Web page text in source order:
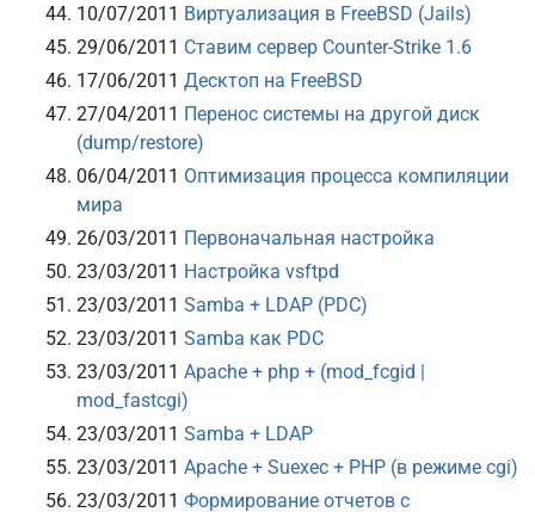
10/07/2011 Виртуализация в FreeBSD (Jails)
29/06/2011 Ставим сервер Counter-Strike 1.6
17/06/2011 Десктоп на FreeBSD
27/04/2011 Перенос системы на другой диск
(dump/restore)
06/04/2011 Оптимизация процесса компиляции
мира
26/03/2011 Первоначальная настройка
23/03/2011 Настройка vsftpd
23/03/2011 Samba + LDAP (PDC)
23/03/2011 Samba как PDC
23/03/2011 Apache + php + (mod_fcgid |
mod_fastcgi)
23/03/2011 Samba + LDAP
23/03/2011 Apache + Suexec + PHP (в режиме cgi)
23/03/2011 Формирование отчетов с